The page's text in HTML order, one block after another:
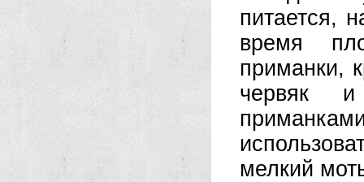
питается,
время
приманки,
червяк и
мелкий